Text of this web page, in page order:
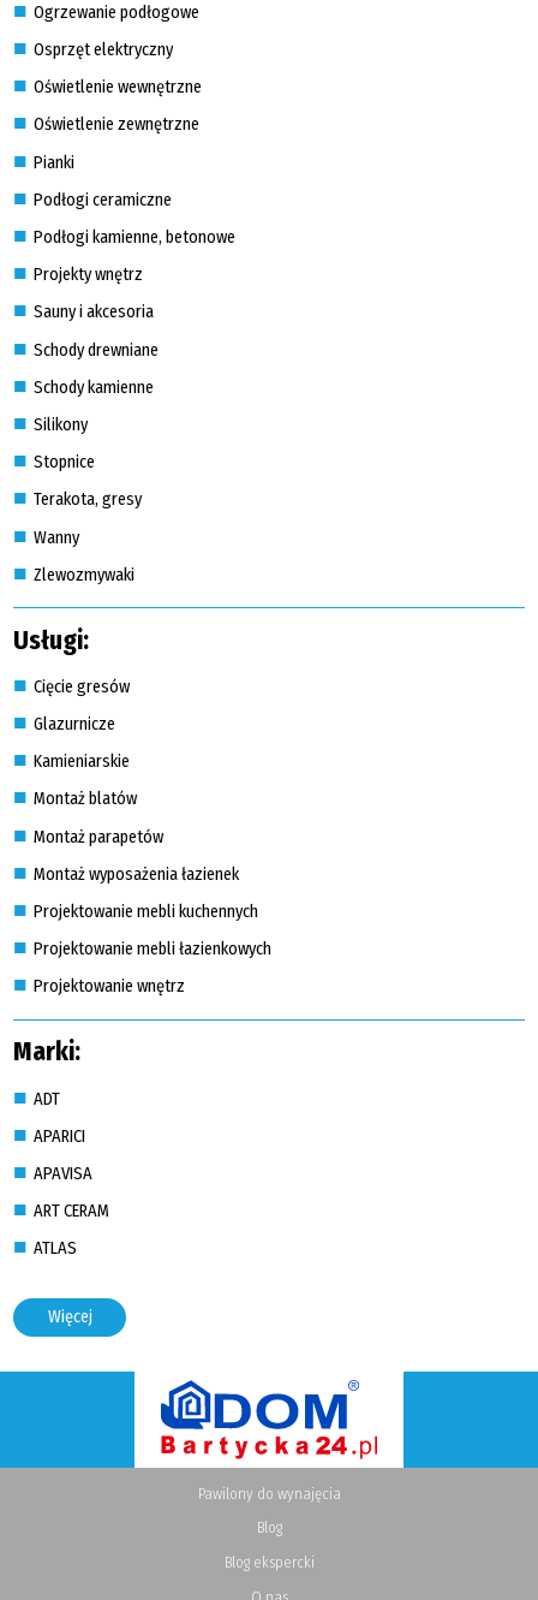
Ogrzewanie podłogowe
Osprzęt elektryczny
Oświetlenie wewnętrzne
Oświetlenie zewnętrzne
Pianki
Podłogi ceramiczne
Podłogi kamienne, betonowe
Projekty wnętrz
Sauny i akcesoria
Schody drewniane
Schody kamienne
Silikony
Stopnice
Terakota, gresy
Wanny
Zlewozmywaki
Usługi:
Cięcie gresów
Glazurnicze
Kamieniarskie
Montaż blatów
Montaż parapetów
Montaż wyposażenia łazienek
Projektowanie mebli kuchennych
Projektowanie mebli łazienkowych
Projektowanie wnętrz
Marki:
ADT
APARICI
APAVISA
ART CERAM
ATLAS
Więcej
Pawilony do wynajęcia
Blog
Blog ekspercki